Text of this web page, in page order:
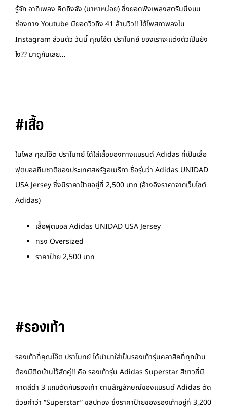
รู้จัก อาทิเพลง คิดถึงจัง (มาหาหน่อย) ซึ่งยอดฟังเพลงสตรีมมิ่งบน
ช่องทาง Youtube มียอดวิวถึง 41 ล้านวิว!! ได้โพสภาพลงใน
Instagram ส่วนตัว วันนี้ คุณโอ๊ต ปราโมทย์ ของเราจะแต่งตัวเป็นยัง
ไง?? มาดูกันเลย…
#เสื้อ
ในโพส คุณโอ๊ต ปราโมทย์ ได้ใส่เสื้อของทางแบรนด์ Adidas ที่เป็นเสื้อ
ฟุตบอลทีมชาติของประเทศสหรัฐอเมริกา ชื่อรุ่นว่า Adidas UNIDAD
USA Jersey ซึ่งมีราคาป้ายอยู่ที่ 2,500 บาท (อ้างอิงราคาจากเว็บไซต์
Adidas)
เสื้อฟุตบอล Adidas UNIDAD USA Jersey
ทรง Oversized
ราคาป้าย 2,500 บาท
#รองเท้า
รองเท้าที่คุณโอ๊ต ปราโมทย์ ได้นำมาใส่เป็นรองเท้ารุ่นคลาสิคที่ทุกบ้าน
ต้องมีติดบ้านไว้สักคู่!! คือ รองเท้ารุ่น Adidas Superstar สีขาวที่มี
คาดสีดำ 3 แถบตัดกับรองเท้า ตามสัญลักษณ์ของแบรนด์ Adidas ตัด
ด้วยคำว่า “Superstar” ขลิปทอง ซึ่งราคาป้ายของรองเท้าอยู่ที่ 3,200